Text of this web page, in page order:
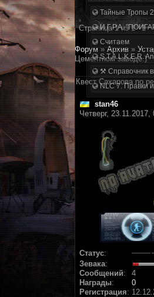
Тайные Тропы
И.Г.Р.А.
Считаем
S.T.A.L.K.E.R.
⚒ Справочник
NLC 7. Правки
Страница1из1 1
Форум » Архив »
Цементном заводе.)
Квест Сахарова по
stan46
Четверг,
Статус:
Зевака:
Сообщений:
4
Награды:
0
Регистрация: